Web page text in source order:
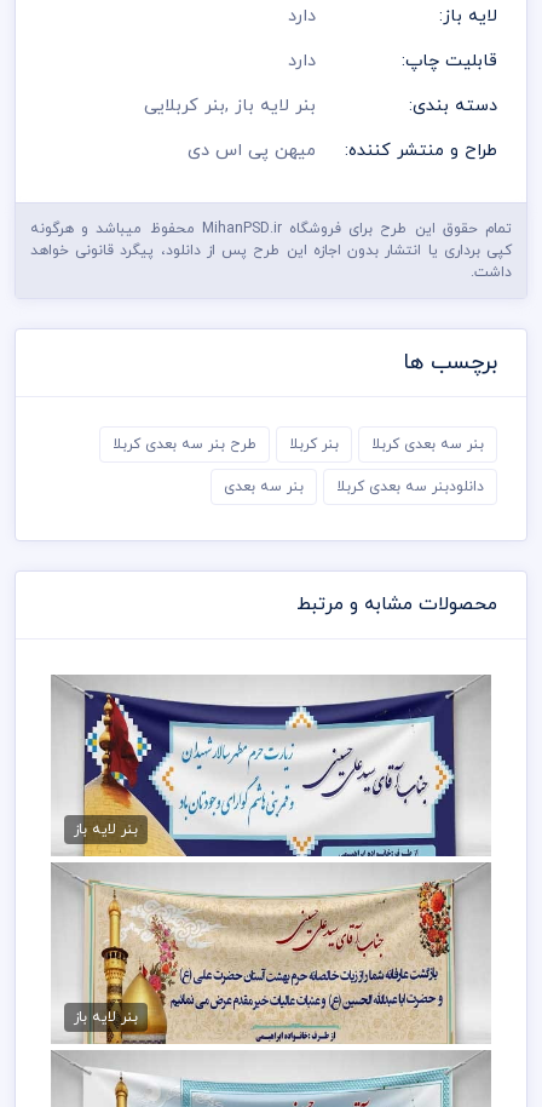
لایه باز:
دارد
قابلیت چاپ:
دارد
دسته بندی:
بنر لایه باز,بنر کربلایی
طراح و منتشر کننده:
میهن پی اس دی
تمام حقوق این طرح برای فروشگاه MihanPSD.ir محفوظ میباشد و هرگونه
کپی برداری یا انتشار بدون اجازه این طرح پس از دانلود، پیگرد قانونی خواهد
داشت.
برچسب ها
بنر سه بعدی کربلا بنر کربلا طرح بنر سه بعدی کربلا
دانلودبنر سه بعدی کربلا بنر سه بعدی
محصولات مشابه و مرتبط
دانلود بنر آماده کربلایی
75,000 تومان
بنر لایه باز
طرح psd بنر کربلا
75,000 تومان
بنر لایه باز